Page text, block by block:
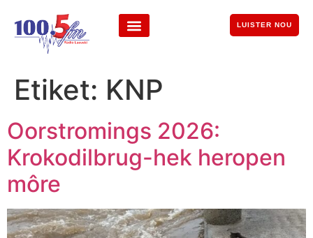
LUISTER NOU
Etiket: KNP
Oorstromings 2026:
Krokodilbrug-hek heropen
môre